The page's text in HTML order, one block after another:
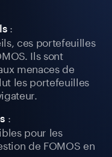
:
ces portefeuilles
Ils sont
menaces de
les portefeuilles
:
pour les
de FOMOS en